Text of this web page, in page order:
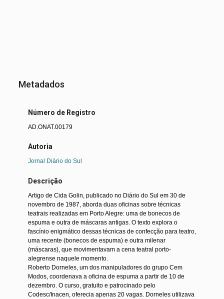
Metadados
Número de Registro
AD.ONAT.00179
Autoria
Jornal Diário do Sul
Descrição
Artigo de Cida Golin, publicado no Diário do Sul em 30 de
novembro de 1987, aborda duas oficinas sobre técnicas
teatrais realizadas em Porto Alegre: uma de bonecos de
espuma e outra de máscaras antigas. O texto explora o
fascínio enigmático dessas técnicas de confecção para teatro,
uma recente (bonecos de espuma) e outra milenar
(máscaras), que movimentavam a cena teatral porto-
alegrense naquele momento.
Roberto Dorneles, um dos manipuladores do grupo Cem
Modos, coordenava a oficina de espuma a partir de 10 de
dezembro. O curso, gratuito e patrocinado pelo
Codesc/Inacen, oferecia apenas 20 vagas. Dorneles utilizava